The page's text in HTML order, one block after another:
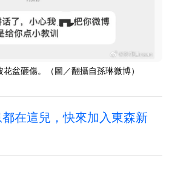
盆砸傷。（圖／翻攝自孫琳微博）
在這兒，快來加入東森新